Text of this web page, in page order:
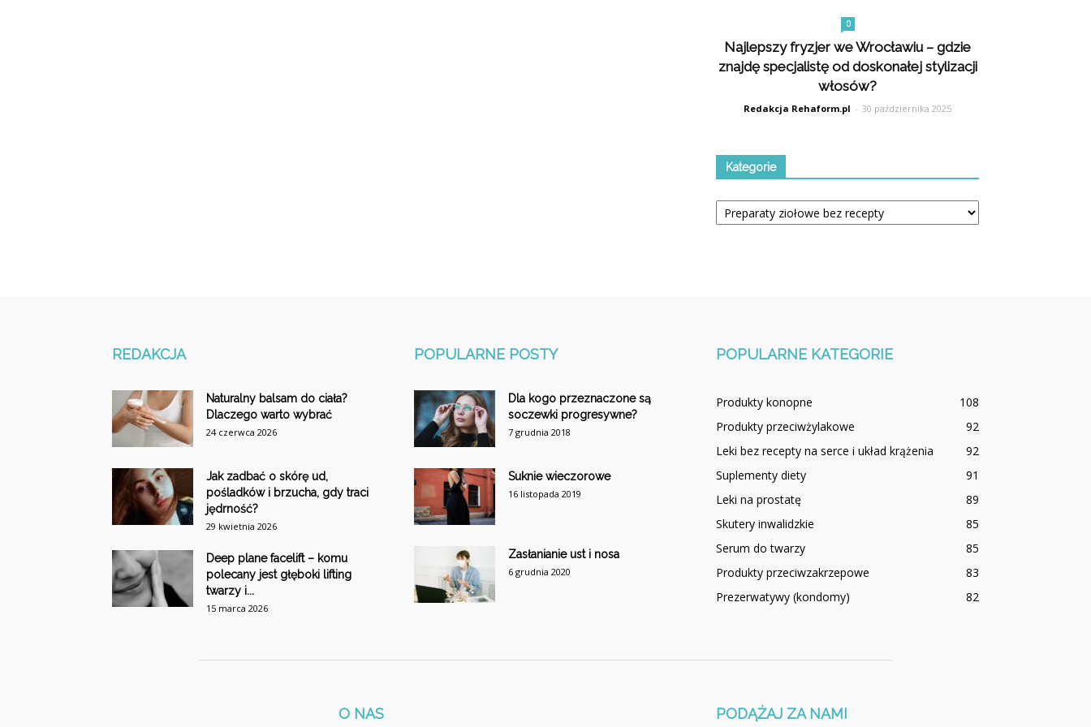
0
Najlepszy fryzjer we Wrocławiu – gdzie
znajdę specjalistę od doskonałej stylizacji
włosów?
Redakcja Rehaform.pl - 30 października 2025
Kategorie
Kategorie
REDAKCJA
Naturalny balsam do ciała?
Dlaczego warto wybrać
24 czerwca 2026
Jak zadbać o skórę ud,
pośladków i brzucha, gdy traci
jędrność?
29 kwietnia 2026
Deep plane facelift – komu
polecany jest głęboki lifting
twarzy i...
15 marca 2026
POPULARNE POSTY
Dla kogo przeznaczone są
soczewki progresywne?
7 grudnia 2018
Suknie wieczorowe
16 listopada 2019
Zasłanianie ust i nosa
6 grudnia 2020
POPULARNE KATEGORIE
Produkty konopne
108
Produkty przeciwżylakowe
92
Leki bez recepty na serce i układ krążenia
92
Suplementy diety
91
Leki na prostatę
89
Skutery inwalidzkie
85
Serum do twarzy
85
Produkty przeciwzakrzepowe
83
Prezerwatywy (kondomy)
82
O NAS PODĄŻAJ ZA NAMI